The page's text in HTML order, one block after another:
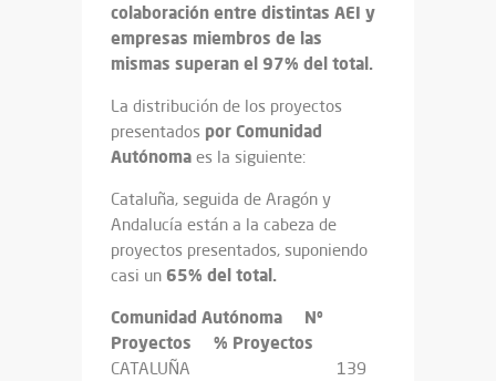
colaboración entre distintas AEI y
empresas miembros de las
mismas superan el 97% del total.
La distribución de los proyectos
presentados por Comunidad
Autónoma es la siguiente:
Cataluña, seguida de Aragón y
Andalucía están a la cabeza de
proyectos presentados, suponiendo
casi un 65% del total.
Comunidad Autónoma Nº
Proyectos % Proyectos
CATALUÑA 139